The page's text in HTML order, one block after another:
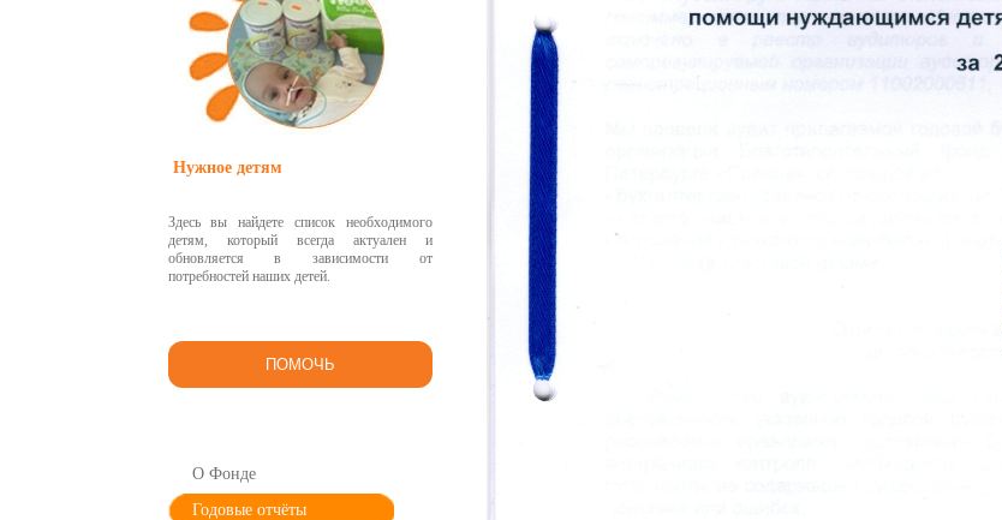
Нужное детям
Здесь вы найдете список необходимого
детям, который всегда актуален и
обновляется в зависимости от
потребностей наших детей.
ПОМОЧЬ
О Фонде
Годовые отчёты